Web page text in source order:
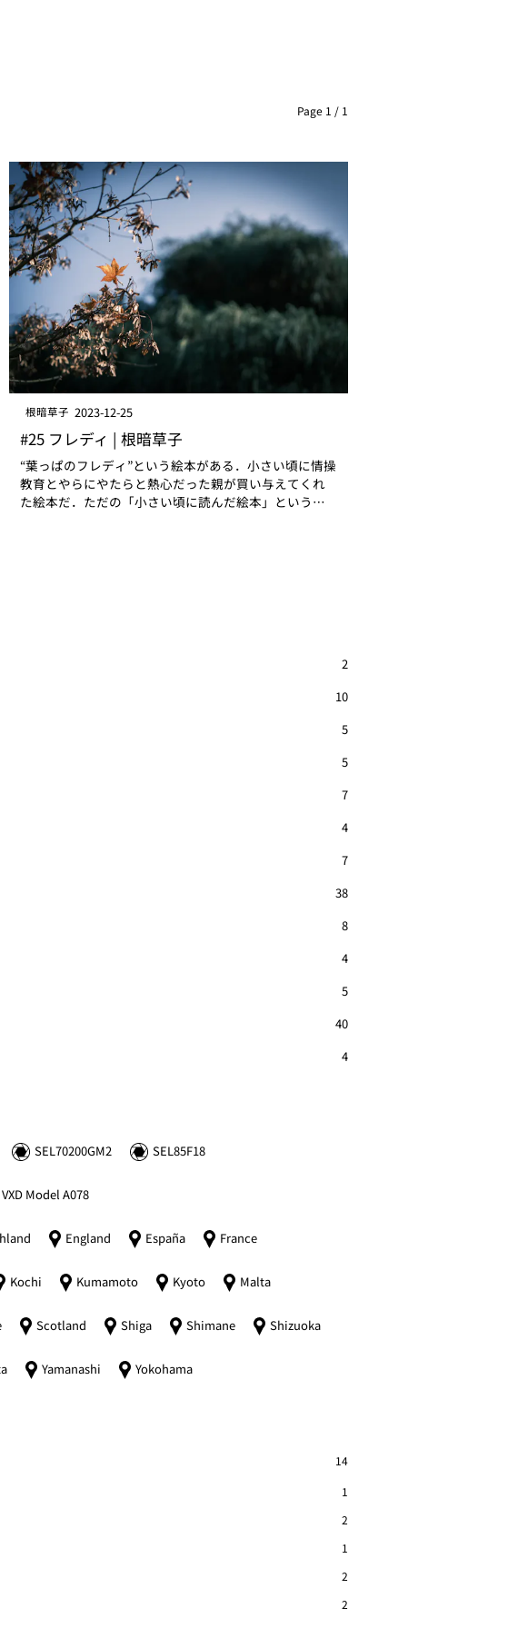
Page 1 / 1
根暗草子 2023-12-25
#25 フレディ | 根暗草子
“葉っぱのフレディ”という絵本がある．小さい頃に情操
教育とやらにやたらと熱心だった親が買い与えてくれ
た絵本だ．ただの「小さい頃に読んだ絵本」というこ
2
10
5
5
7
4
7
38
8
4
5
40
4
14
1
2
1
2
2
SEL70200GM2 SEL85F18
Model A078
England España France
Kochi Kumamoto Kyoto Malta
Scotland Shiga Shimane Shizuoka
Yamanashi Yokohama